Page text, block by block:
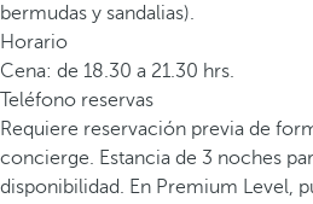
bermudas y sandalias).
Horario
Cena: de 18.30 a 21.30 hrs.
Teléfono reservas
Requiere reservación previa de
concierge. Estancia de 3 noches
disponibilidad. En Premium Level,